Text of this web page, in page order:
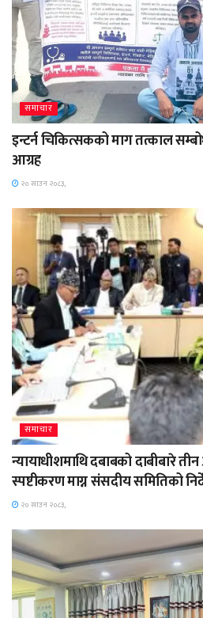
समाचार
इन्टर्न चिकित्सकको माग तत्काल
आग्रह
२० साउन २०८३,
समाचार
न्यायाधीशमाथि दबाबको दाबीबारे तीन
स्पष्टीकरण माग्न संसदीय समितिको
२० साउन २०८३,